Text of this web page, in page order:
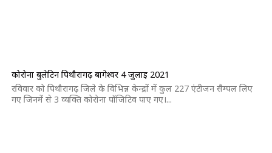
कोरोना बुलेटिन पिथौरागढ़ बागेश्वर 4 जुलाई 2021
रविवार को पिथौरागढ़ जिले के विभिन्न केन्द्रों में कुल 227 एंटीजन सैम्पल लिए
गए जिनमें से 3 व्यक्ति कोरोना पॉजिटिव पाए गए।...